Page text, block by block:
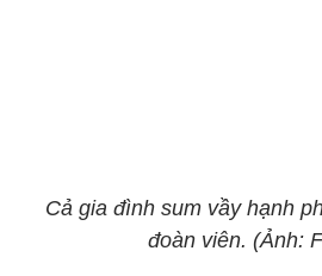
Cả gia đình sum vầy hạnh
đoàn viên. (Ảnh: